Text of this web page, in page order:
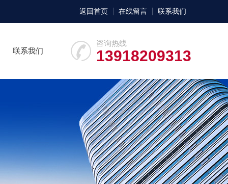
返回首页 在线留言 联系我们
咨询热线
13918209313
联系我们